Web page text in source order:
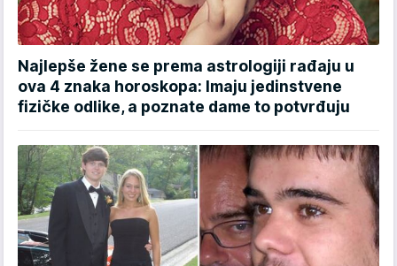
Najlepše žene se prema astrologiji rađaju u
ova 4 znaka horoskopa: Imaju jedinstvene
fizičke odlike, a poznate dame to potvrđuju